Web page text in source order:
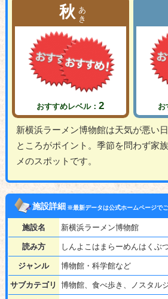
秋 あき
おすすめレベル：2 お
新横浜ラーメン博物館は天気が悪い
ところがポイント。季節を問わず家
メのスポットです。
施設詳細※最新データは公式ホームページでご
施設名 新横浜ラーメン博物館
読み方 しんよこはまらーめんはくぶ
ジャンル 博物館・科学館など
サブカテゴリ 博物館、食べ歩き、ノスタル